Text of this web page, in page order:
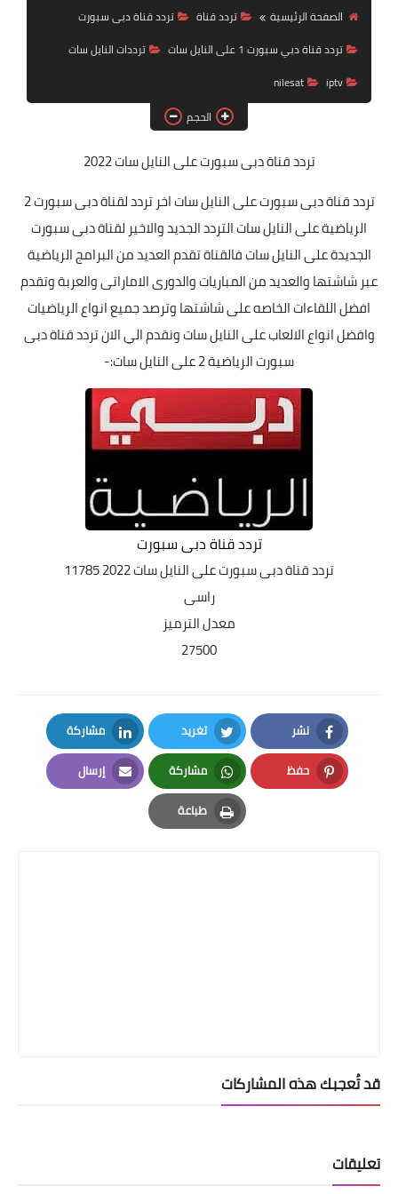
تردد قناة
nilesat
ترددات النايل سات
ترددات النايل سات
الصفحة الرئيسية
تردد قناة
تردد قناة دبى سبورت
تردد قناة دبي سبورت 1 على النايل سات
ترددات النايل سات
iptv
nilesat
الحجم
تردد قناة دبى سبورتعلى النايل سات 2022
تردد قناة دبى سبورت
على النايل سات اخر تردد لقناة دبى سبورت 2
الرياضية على النايل سات التردد الجديد والاخير لقناة دبى سبورت
الجديدة على النايل سات فالقناة تقدم العديد من البرامج الرياضية
عبر شاشتها والعديد من المباريات والدورى الاماراتى والعربة وتقدم
افضل اللقاءات الخاصه على شاشتها وترصد جميع انواع الرياضيات
وافضل انواع الالعاب على النايل سات ونقدم الي الان تردد قناة دبى
سبورت الرياضية 2 على النايل سات:-
تردد قناة دبى سبورت
تردد قناة دبى سبورتعلى النايل سات 2022 11785
راسى
معدل الترميز
27500
نشر
Facebook
تغريد
Twitter
مشاركة
LinkedIn
حفظ
Pinterest
مشاركة
Whatsapp
إرسال
Email
طباعة
Print
قد تُعجبك هذه المشاركات
تعليقات